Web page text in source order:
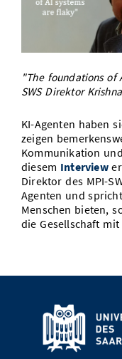
Vom Studium in
Study Scheduler
Bibliothek
Open Science/
Start-ups
IT-Themenabend
Zahlen & Fakten
Preise,
Kontakt
SIC Merchandise
Termine,
Alumni
"The foundations of
SWS Direktor
KI-Agenten haben
zeigen
Kommunikation
diesem Interview
Direktor des MPI-
Agenten und
Menschen bieten,
die Gesellschaft